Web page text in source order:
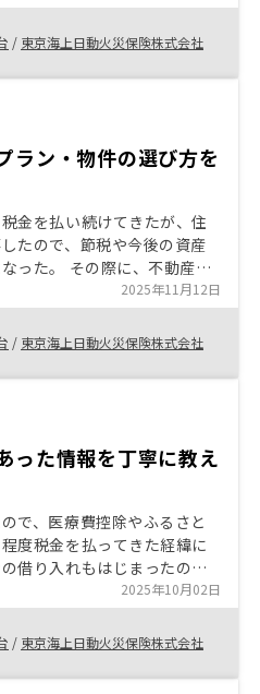
/ 東京海上日動火災保険株式会社
ラン・物件の選び方を
金を払い続けてきたが、住
たので、節税や今後の資産
った。 その際に、不動産投
会社の話を聞いたが、マー
出口で安心で、担当の方も
、安心して購入しました。
2025年11月12日
/ 東京海上日動火災保険株式会社
った情報を丁寧に教え
で、医療費控除やふるさと
度税金を払ってきた経緯に
借り入れもはじまったの
産投資をはじめることとし
を聞いたが、RENOCYさん
マーケットをおさえている
、大手のため、担当の方の
もとても良かった。
2025年10月02日
/ 東京海上日動火災保険株式会社